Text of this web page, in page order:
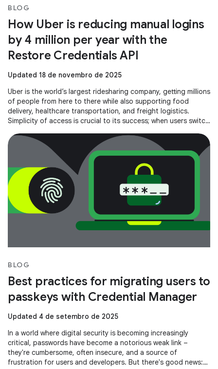
BLOG
How Uber is reducing manual logins
by 4 million per year with the
Restore Credentials API
Updated 18 de novembro de 2025
Uber is the world’s largest ridesharing company, getting millions
of people from here to there while also supporting food
delivery, healthcare transportation, and freight logistics.
Simplicity of access is crucial to its success; when users switch
BLOG
Best practices for migrating users to
passkeys with Credential Manager
Updated 4 de setembro de 2025
In a world where digital security is becoming increasingly
critical, passwords have become a notorious weak link –
they're cumbersome, often insecure, and a source of
frustration for users and developers. But there's good news: